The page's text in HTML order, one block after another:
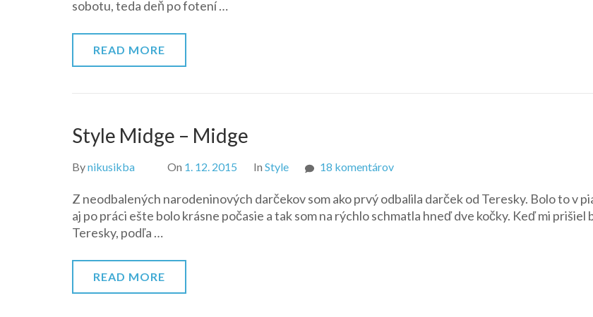
sobotu, teda deň po fotení …
READ MORE
Style Midge – Midge
Bynikusikba On 1. 12. 2015 In Style 18 komentárovna
Midge
–
Z neodbalených narodeninových darčekov som ako prvý odbalila darček od Teresky. Bolo to v
aj po práci ešte bolo krásne počasie a tak som na rýchlo schmatla hneď dve kočky. Keď mi prišiel
Teresky, podľa …
READ MORE